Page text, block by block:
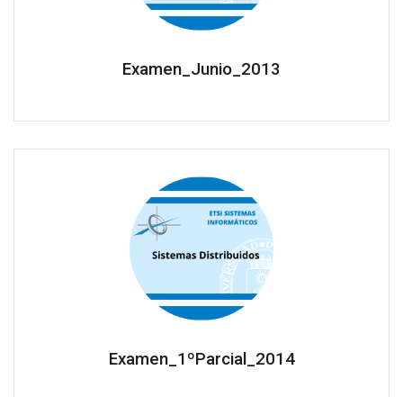
Examen_Junio_2013
Examen_1ºParcial_2014